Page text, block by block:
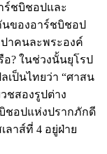
ชบิชอปและ
นของอาร์ชบิชอป
าคนละพระองค์
? ในช่วงนั้นยุโรป
ลเป็นไทยว่า “ศาสน
ชสองรูปต่าง
ชอปแห่งปรากภักดี
ลาส์ที่ 4 อยู่ฝ่าย